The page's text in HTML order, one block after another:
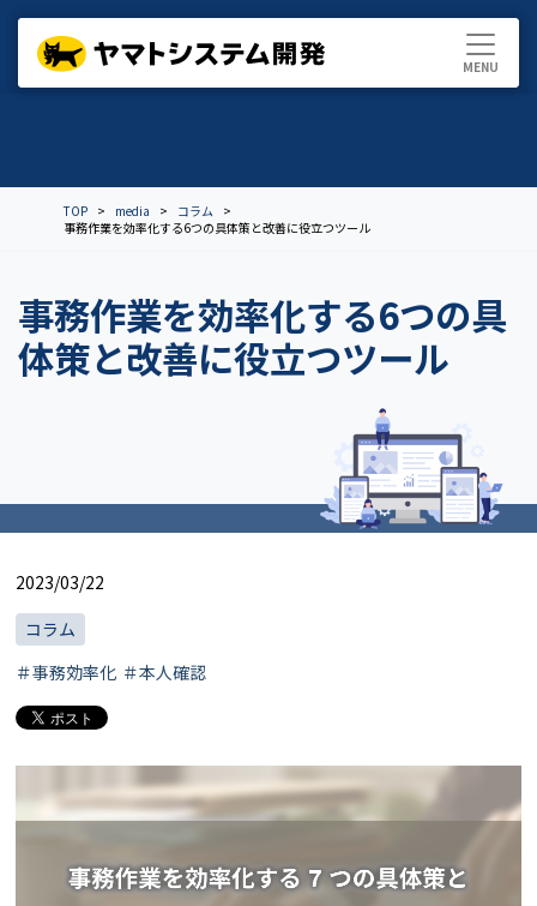
TOP media
コラム
事務作業を効率化する6つの具体策と改善に役立つツール
事務作業を効率化する6つの具
体策と改善に役立つツール
2023/03/22
コラム
＃事務効率化 ＃本人確認